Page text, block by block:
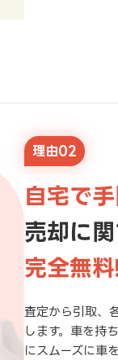
理由02
自宅で
売却に
完全無料
査定から引取、
します。車を持
にスムーズに車